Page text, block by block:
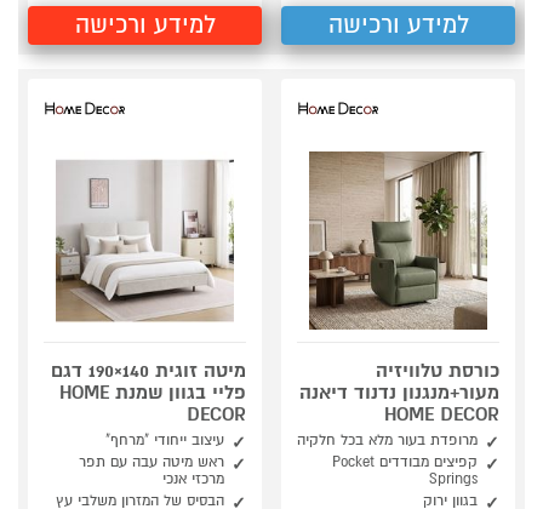
למידע ורכישה למידע ורכישה
כורסת טלוויזיה
מעור+מנגנון נדנוד דיאנה
HOME DECOR
מרופדת בעור מלא בכל חלקיה
קפיצים מבודדים Pocket
Springs
בגוון ירוק
מיטה זוגית 140×190 דגם
פליי בגוון שמנת HOME
DECOR
עיצוב ייחודי "מרחף"
ראש מיטה עבה עם תפר
מרכזי אנכי
הבסיס של המזרון משלבי עץ